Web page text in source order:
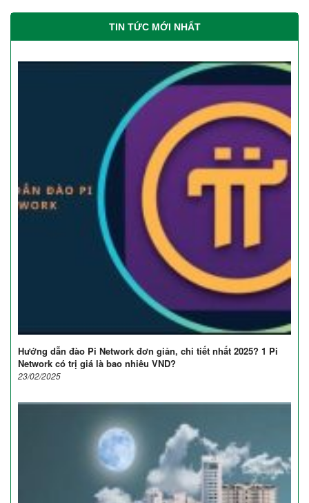
TIN TỨC MỚI NHẤT
Hướng dẫn đào Pi Network đơn giản, chi tiết nhất 2025? 1 Pi
Network có trị giá là bao nhiêu VND?
23/02/2025